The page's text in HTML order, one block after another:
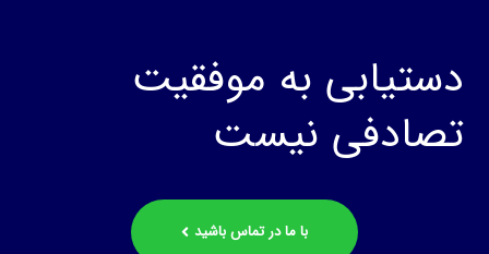
دستیابی به موفقیت
تصادفی نیست
با ما در تماس باشید